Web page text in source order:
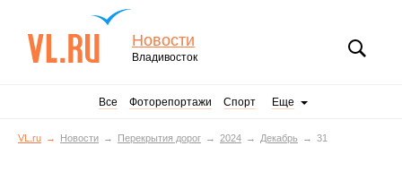
Новости
Владивосток
Все Фоторепортажи Спорт Еще
VL.ru Новости Перекрытия дорог 2024 Декабрь 31